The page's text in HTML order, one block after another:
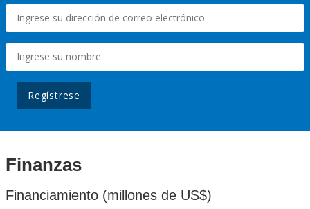
Regístrese
Finanzas
Financiamiento (millones de US$)